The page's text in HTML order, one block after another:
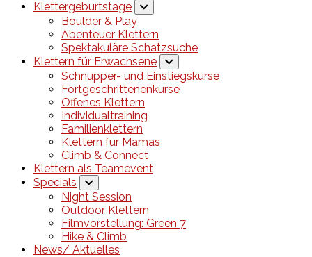
Klettergeburtstage
Boulder & Play
Abenteuer Klettern
Spektakuläre Schatzsuche
Klettern für Erwachsene
Schnupper- und Einstiegskurse
Fortgeschrittenenkurse
Offenes Klettern
Individualtraining
Familienklettern
Klettern für Mamas
Climb & Connect
Klettern als Teamevent
Specials
Night Session
Outdoor Klettern
Filmvorstellung: Green 7
Hike & Climb
News/ Aktuelles